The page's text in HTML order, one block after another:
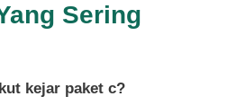
Sering
kejar paket c?